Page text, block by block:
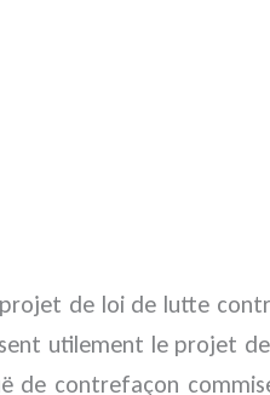
de loi de lutte
utilement le projet
contrefaçon